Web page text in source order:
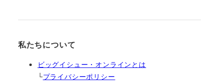
私たちについて
ビッグイシュー・オンラインとは
└プライバシーポリシー